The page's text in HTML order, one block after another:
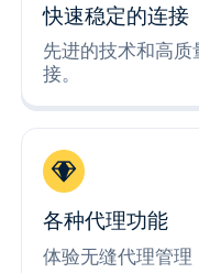
快速稳定的连接
先进的技术和高
接。
各种代理功能
体验无缝代理管理